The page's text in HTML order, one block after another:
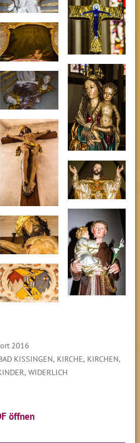
2016
KISSINGEN, KIRCHE, KIRCHEN,
,WIDERLICH
öffnen